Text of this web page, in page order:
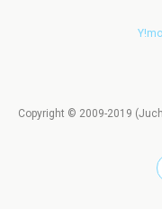
Copyright © 2009-2019